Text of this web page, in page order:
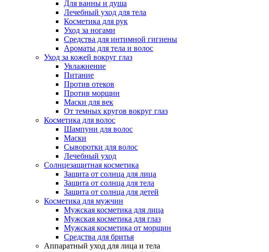
Для ванны и душа
Лечебный уход для тела
Косметика для рук
Уход за ногами
Средства для интимной гигиены
Ароматы для тела и волос
Уход за кожей вокруг глаз
Увлажнение
Питание
Против отеков
Против морщин
Маски для век
От темных кругов вокруг глаз
Косметика для волос
Шампуни для волос
Маски
Сыворотки для волос
Лечебный уход
Солнцезащитная косметика
Защита от солнца для лица
Защита от солнца для тела
Защита от солнца для детей
Косметика для мужчин
Мужская косметика для лица
Мужская косметика для глаз
Мужская косметика от морщин
Средства для бритья
Аппаратный уход для лица и тела